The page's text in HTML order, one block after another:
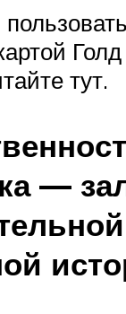
тут.
—